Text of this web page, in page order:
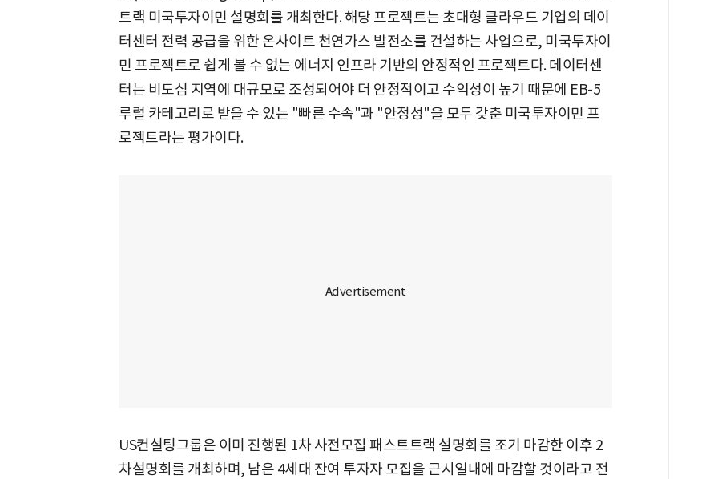
트랙 미국투자이민 설명회를 개최한다. 해당 프로젝트는 초대형 클라우드 기업의 데이
터센터 전력 공급을 위한 온사이트 천연가스 발전소를 건설하는 사업으로, 미국투자이
민 프로젝트로 쉽게 볼 수 없는 에너지 인프라 기반의 안정적인 프로젝트다. 데이터센
터는 비도심 지역에 대규모로 조성되어야 더 안정적이고 수익성이 높기 때문에 EB-5
루럴 카테고리로 받을 수 있는 "빠른 수속"과 "안정성"을 모두 갖춘 미국투자이민 프
로젝트라는 평가이다.
US컨설팅그룹은 이미 진행된 1차 사전모집 패스트트랙 설명회를 조기 마감한 이후 2
차설명회를 개최하며, 남은 4세대 잔여 투자자 모집을 근시일내에 마감할 것이라고 전